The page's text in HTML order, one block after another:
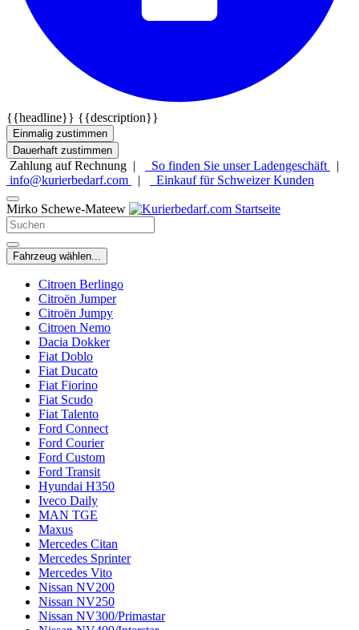
{{headline}} {{description}}
Einmalig zustimmen
Dauerhaft zustimmen
Zahlung auf Rechnung | So finden Sie unser Ladengeschäft
|
info@kurierbedarf.com
| Einkauf für Schweizer Kunden
Mirko Schewe-Mateew
Fahrzeug wählen...
Citroen Berlingo
Citroën Jumper
Citroën Jumpy
Citroen Nemo
Dacia Dokker
Fiat Doblo
Fiat Ducato
Fiat Fiorino
Fiat Scudo
Fiat Talento
Ford Connect
Ford Courier
Ford Custom
Ford Transit
Hyundai H350
Iveco Daily
MAN TGE
Maxus
Mercedes Citan
Mercedes Sprinter
Mercedes Vito
Nissan NV200
Nissan NV250
Nissan NV300/Primastar